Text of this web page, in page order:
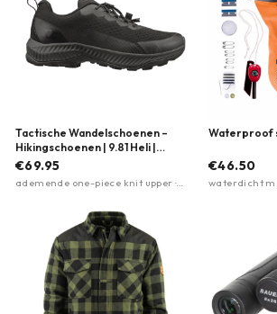
Tactische Wandelschoenen –
Hikingschoenen | 9.81 Heli |
Garmont | Zwart
€69.95
ademende one-piece knit upper ·
Fastlace-vetersysteem voor snelle
Waterproof
€46.50
waterdicht